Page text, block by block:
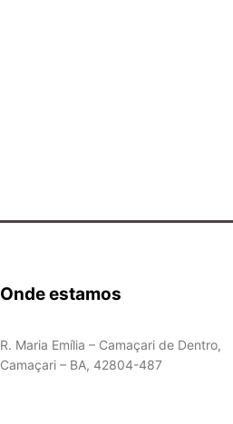
Onde estamos
R. Maria Emília – Camaçari de Dentro,
Camaçari – BA, 42804-487